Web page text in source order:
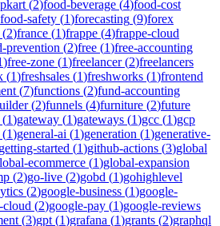
(2)food-beverage (4)food-cost
food-safety (1)forecasting (9)forex
(2)france (1)frappe (4)frappe-cloud
prevention (2)free (1)free-accounting
)free-zone (1)freelancer(2)freelancers
(1)freshsales (1)freshworks (1)frontend
(7)functions (2)fund-accounting
(2)funnels (4)furniture (2)future
(1)gateway (1)gateways (1)gcc (1)gcp
(1)general-ai (1)generation (1)generative-
getting-started (1)github-actions (3)global
ecommerce (1)global-expansion
(2)go-live (2)gobd (1)gohighlevel
(2)google-business (1)google-
cloud (2)google-pay (1)google-reviews
(3)gpt (1)grafana (1)grants (2)graphql